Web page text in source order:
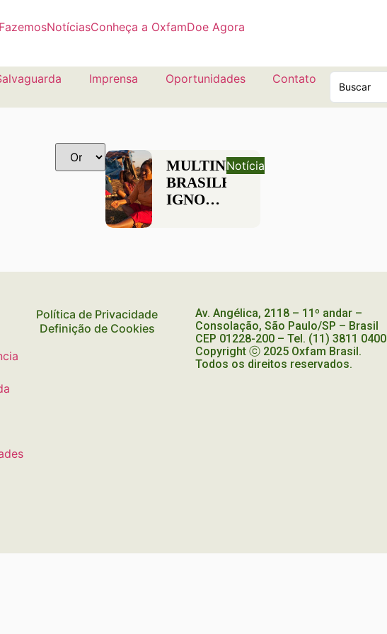
NotíciasConheça a OxfamDoe Agora
Imprensa Oportunidades Contato
MULTINACIONAIS
BRASILEIRAS
IGNORAM
Notícia
Política de Privacidade
Definição de Cookies
Av. Angélica, 2118 – 11º andar –
Consolação, São Paulo/SP – Brasil
CEP 01228-200 – Tel. (11) 3811 0400
Copyright ⓒ 2025 Oxfam Brasil.
Todos os direitos reservados.